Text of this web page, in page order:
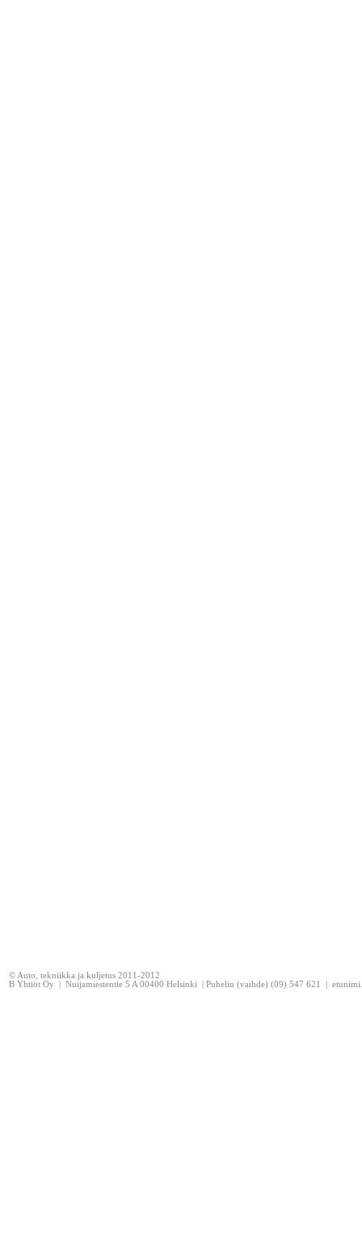
© Auto, tekniikka ja kuljetus 2011-2012
B Yhtiöt Oy | Nuijamiestentie 5 A 00400 Helsinki | Puhelin (vaihde) (09) 547 621 |